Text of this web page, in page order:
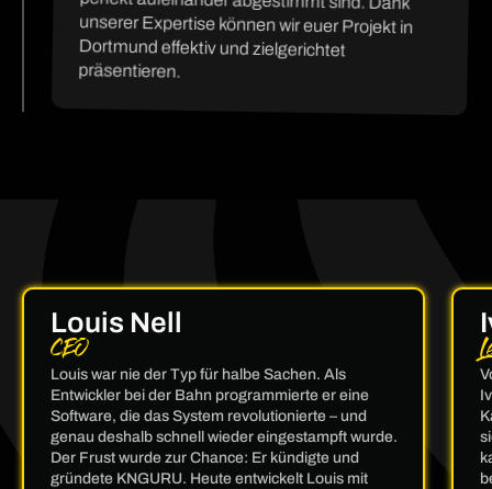
präsentieren.
Louis Nell
CEO
Louis war nie der Typ für halbe Sachen. Als
Entwickler bei der Bahn programmierte er eine
Software, die das System revolutionierte – und
genau deshalb schnell wieder eingestampft wurde.
Der Frust wurde zur Chance: Er kündigte und
gründete KNGURU. Heute entwickelt Louis mit